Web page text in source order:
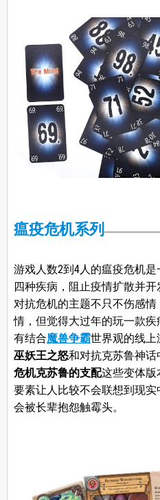
瘟疫危机系列
游戏人数2到4人的瘟疫危机
四种疾病，阻止疫情扩散并
对抗危机的主题不只不伤感
情，但觉得大过年的玩一款
有结合魔兽争霸世界观的线上
巫妖王之怒和对抗克苏鲁神
危机克苏鲁的支配这些变体版
要素让人比较不会联想到现
会被长辈抱怨触霉头。